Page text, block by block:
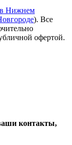
в Нижнем
). Все
офертой.
контакты,